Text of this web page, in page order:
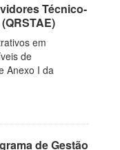
Técnico-
em
de
Anexo I da
de Gestão